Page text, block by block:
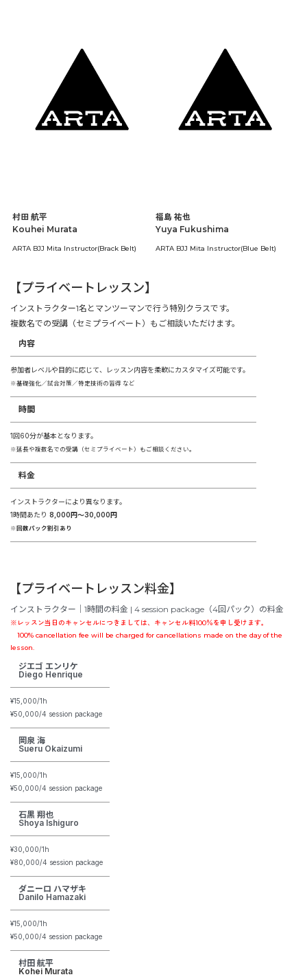
村田 航平
Kouhei Murata
ARTA BJJ Mita Instructor(Brack Belt)
福島 祐也
Yuya Fukushima
ARTA BJJ Mita Instructor(Blue Belt)
【プライベートレッスン】
インストラクター1名とマンツーマンで行う特別クラスです。
複数名での受講（セミプライベート）もご相談いただけます。
内容
参加者レベルや目的に応じて、レッスン内容を柔軟にカスタマイズ可能です。
※基礎強化／試合対策／特定技術の習得 など
時間
1回60分が基本となります。
※延長や複数名での受講（セミプライベート）もご相談ください。
料金
インストラクターにより異なります。
1時間あたり 8,000円〜30,000円
※回数パック割引あり
【プライベートレッスン料金】
インストラクター｜1時間の料金 | 4 session package（4回パック）の料金
※レッスン当日のキャンセルにつきましては、キャンセル料100％を申し受けます。
100% cancellation fee will be charged for cancellations made on the day of the
lesson.
ジエゴ エンリケ
Diego Henrique
¥15,000/1h
¥50,000/4 session package
岡泉 海
Sueru Okaizumi
¥15,000/1h
¥50,000/4 session package
石黒 翔也
Shoya Ishiguro
¥30,000/1h
¥80,000/4 session package
ダニーロ ハマザキ
Danilo Hamazaki
¥15,000/1h
¥50,000/4 session package
村田 航平
Kohei Murata